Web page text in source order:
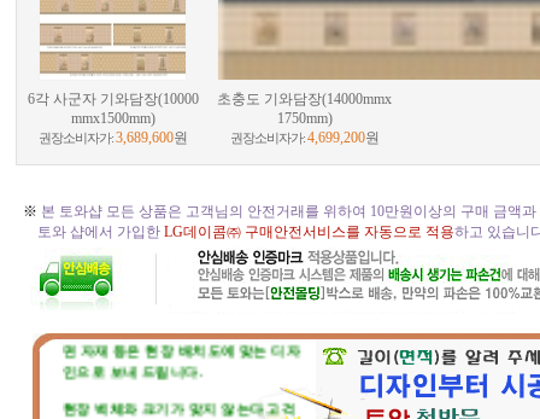
6각 사군자 기와담장(10000
mmx1500mm)
권장소비자가:3,689,600원
초충도 기와담장(14000mmx
1750mm)
권장소비자가:4,699,200원
※ 본 토와샵 모든 상품은 고객님의 안전거래를 위하여 10만원이상의 구매 금액
토와 샵에서 가입한 LG데이콤㈜ 구매안전서비스를 자동으로 적용하고 있습니
☆토와 주문, 시공의뢰 절차☆
면 자재 등은 현장 배치도에 맞는 디자
인으로 보내 드립니다.
현장 벽체와 크기가 맞지 않는다고 걱
정마세요. 부족하거나 남는부분은 자